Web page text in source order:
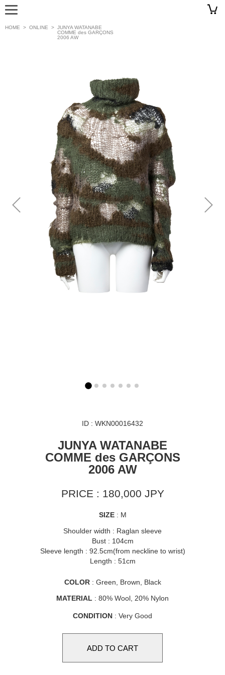
HOME > ONLINE > JUNYA WATANABE
COMME des GARÇONS
2006 AW
ID : WKN00016432
JUNYA WATANABE
COMME des GARÇONS
2006 AW
PRICE : 180,000 JPY
SIZE: M
Shoulder width : Raglan sleeve
Bust : 104cm
Sleeve length : 92.5cm(from neckline to wrist)
Length : 51cm
COLOR: Green, Brown, Black
MATERIAL : 80% Wool, 20% Nylon
CONDITION : Very Good